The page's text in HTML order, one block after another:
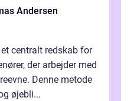
Andersen
centralt redskab for
der arbejder med
Denne metode
øjebli...